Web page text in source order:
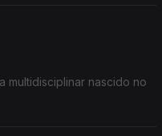
multidisciplinar nascido no